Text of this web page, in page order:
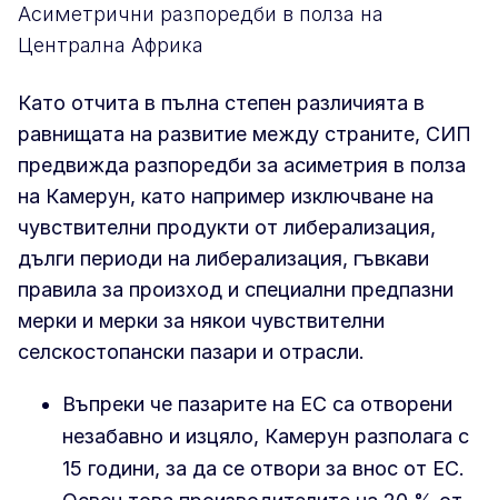
Асиметрични разпоредби в полза на
Централна Африка
Като отчита в пълна степен различията в
равнищата на развитие между страните, СИП
предвижда разпоредби за асиметрия в полза
на Камерун, като например изключване на
чувствителни продукти от либерализация,
дълги периоди на либерализация, гъвкави
правила за произход и специални предпазни
мерки и мерки за някои чувствителни
селскостопански пазари и отрасли.
Въпреки че пазарите на ЕС са отворени
незабавно и изцяло, Камерун разполага с
15 години, за да се отвори за внос от ЕС.